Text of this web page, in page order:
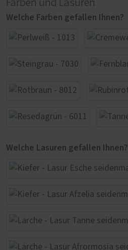
Farben und Lasuren
Welche Farben gefallen Ihnen?
Welche Lasuren gefallen Ihnen?